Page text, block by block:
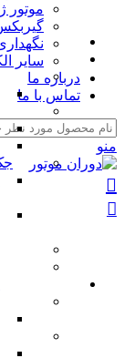
موتور
سایر
درباره ما
تماس با ما
منو